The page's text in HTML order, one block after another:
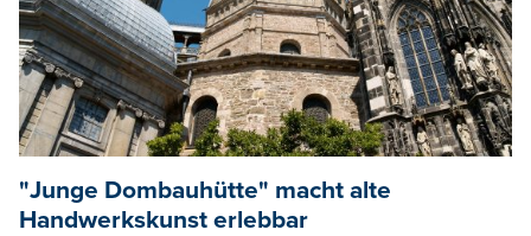
"Junge Dombauhütte" macht alte
Handwerkskunst erlebbar